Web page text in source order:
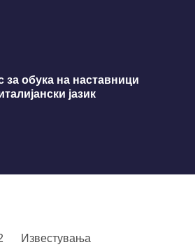
за обука на наставници
јазик
Известувања